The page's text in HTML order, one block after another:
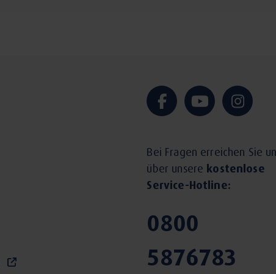
Bei Fragen erreichen Sie
über unsere kostenlose
Service-Hotline:
0800
5876783